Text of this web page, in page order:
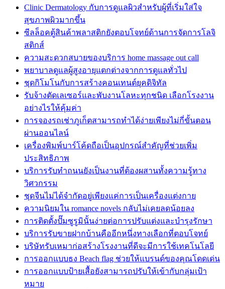
Clinic Dermatology กับการดูแลผิวสำหรับผู้ที่เริ่มใส่ใจ
สุขภาพผิวมากขึ้น
ซีลล็อคตู้สินค้าพลาสติกยังตอบโจทย์ด้านการจัดการโลจิ
สติกส์
ความสะดวกสบายของบริการ home massage out call
พยาบาลดูแลผู้สูงอายุแตกต่างจากการดูแลทั่วไป
ชุดกิโมโนกับการสร้างคอนเทนต์ยุคดิจิทัล
รับจ้างตัดเลเซอร์และพับงานโลหะทุกชนิด เลือกโรงงาน
อย่างไรให้คุ้มค่า
การจองรถเช่าภูเก็ตสามารถทำได้ง่ายเพียงไม่กี่ขั้นตอน
ผ่านออนไลน์
เครื่องพิมพ์บาร์โค้ดถือเป็นอุปกรณ์สำคัญที่ช่วยเพิ่ม
ประสิทธิภาพ
บริการรับทำถนนยังเป็นงานที่ต้องผสานทั้งความรู้ทาง
วิศวกรรม
ชุดจีนไม่ได้จำกัดอยู่เพียงแค่การเป็นเครื่องแต่งกาย
ความนิยมใน romance novels กลับไม่เคยลดน้อยลง
การติดตั้งปั๊มซูรูมินั้นง่ายต่อการปรับแต่งและบำรุงรักษา
บริการรับขายฝากบ้านคืออีกหนึ่งทางเลือกที่ตอบโจทย์
บริษัทรับเหมาก่อสร้างโรงงานที่ดีจะมีการใช้เทคโนโลยี
การออกแบบธง Beach flag ช่วยให้แบรนด์ของคุณโดดเด่น
การออกแบบป้ายเสื้อยังสามารถปรับให้เข้ากับกลุ่มเป้า
หมาย